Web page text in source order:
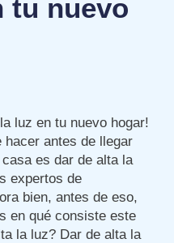
tu nuevo
luz en tu nuevo hogar!
hacer antes de llegar
es dar de alta la
expertos de
bien, antes de eso,
en qué consiste este
la luz? Dar de alta la